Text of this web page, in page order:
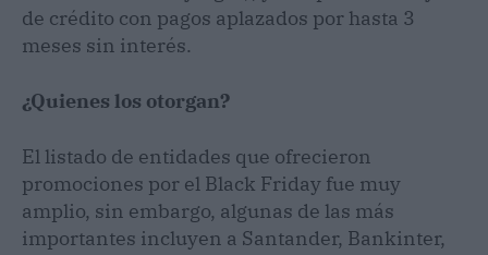
de crédito con pagos aplazados por hasta 3
meses sin interés.
¿Quienes los otorgan?
El listado de entidades que ofrecieron
promociones por el Black Friday fue muy
amplio, sin embargo, algunas de las más
importantes incluyen a Santander, Bankinter,